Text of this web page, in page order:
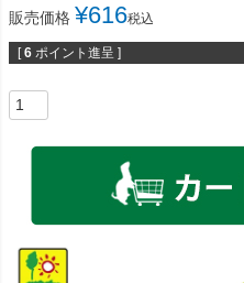
販売価格 ¥616税込
[ 6 ポイント進呈 ]